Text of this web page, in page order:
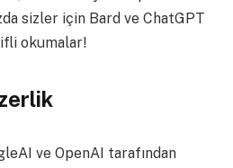
sizler için Bard ve ChatGPT
okumalar!
ve OpenAI tarafından